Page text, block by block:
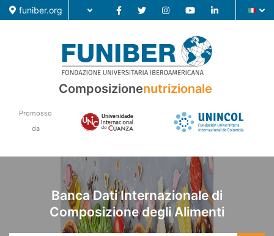
funiber.org
Composizione nutrizionale
Ricerca
Composizionenutrizionale
Promosso
da
Banca Dati Internazionale di
Composizione degli Alimenti